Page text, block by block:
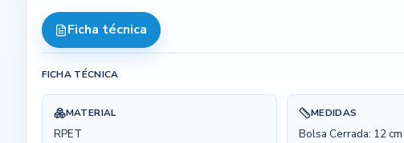
Ficha técnica
FICHA TÉCNICA
MATERIAL
RPET
MEDIDAS
Bolsa Cerrada: 12